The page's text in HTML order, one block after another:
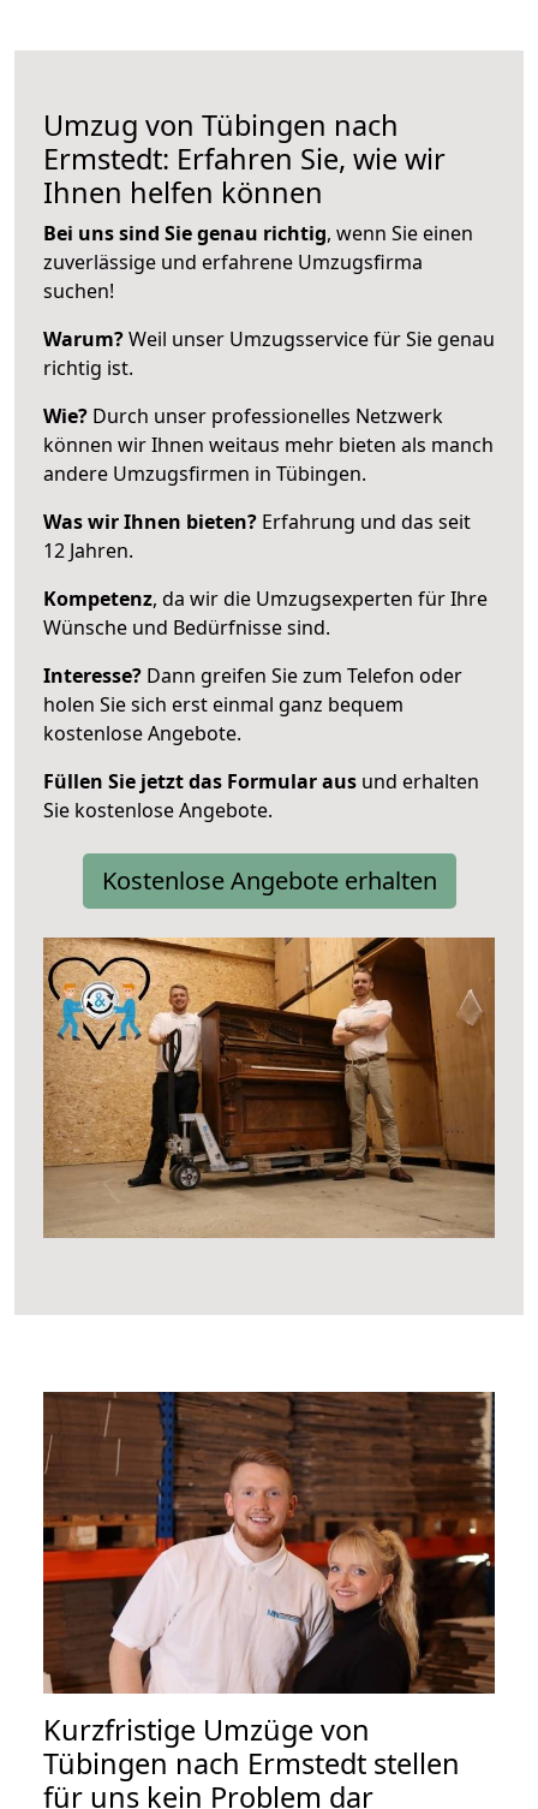
Umzug von Tübingen nach
Ermstedt: Erfahren Sie, wie wir
Ihnen helfen können
Bei uns sind Sie genau richtig, wenn Sie einen
zuverlässige und erfahrene Umzugsfirma
suchen!
Warum?Weil unser Umzugsservice für Sie genau
richtig ist.
Wie? Durch unser professionelles Netzwerk
können wir Ihnen weitaus mehr bieten als manch
andere Umzugsfirmen in Tübingen.
Was wir Ihnen bieten? Erfahrung und das seit
12 Jahren.
Kompetenz, da wir die Umzugsexperten für Ihre
Wünsche und Bedürfnisse sind.
Interesse? Dann greifen Sie zum Telefon oder
holen Sie sich erst einmal ganz bequem
kostenlose Angebote.
Füllen Sie jetzt das Formular aus und erhalten
Sie kostenlose Angebote.
Kostenlose Angebote erhalten
Kurzfristige Umzüge von
Tübingen nach Ermstedt stellen
für uns kein Problem dar